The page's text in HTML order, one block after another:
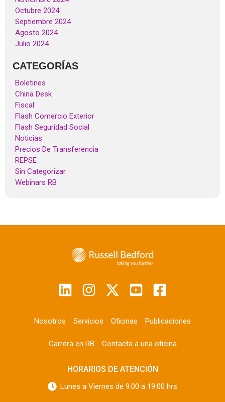
Octubre 2024
Septiembre 2024
Agosto 2024
Julio 2024
CATEGORÍAS
Boletines
China Desk
Fiscal
Flash Comercio Exterior
Flash Seguridad Social
Noticias
Precios De Transferencia
REPSE
Sin Categorizar
Webinars RB
Nosotros Servicios Oficinas Publicaciones
Carrera en RB Contacta a una oficina
HORARIOS DE ATENCIÓN
Lunes a Viernes de 9:00 a 19:00 hrs.